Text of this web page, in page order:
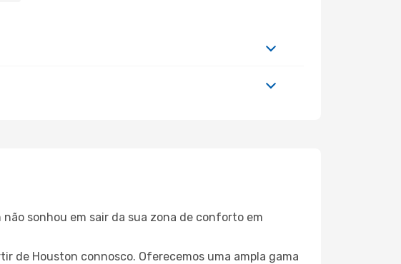
sonhou em sair da sua zona de conforto em
de Houston connosco. Oferecemos uma ampla gama